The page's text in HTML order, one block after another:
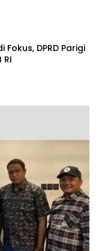
DPRD Parigi
RI